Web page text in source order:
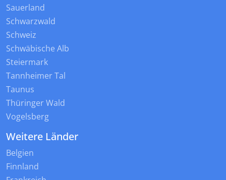
Sauerland
Schwarzwald
Schweiz
Schwäbische Alb
Steiermark
Tannheimer Tal
Taunus
Thüringer Wald
Vogelsberg
Weitere Länder
Belgien
Finnland